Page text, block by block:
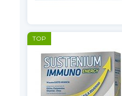
TOP